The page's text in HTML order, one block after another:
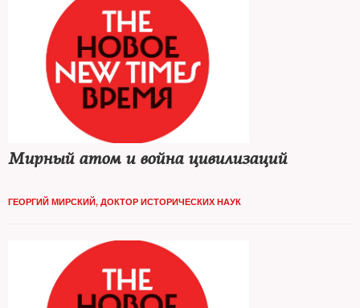
Мирный атом и война цивилизаций
ГЕОРГИЙ МИРСКИЙ, ДОКТОР ИСТОРИЧЕСКИХ НАУК